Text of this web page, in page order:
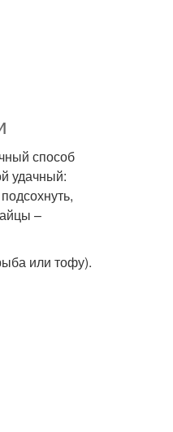
способ
удачный:
–
или тофу).